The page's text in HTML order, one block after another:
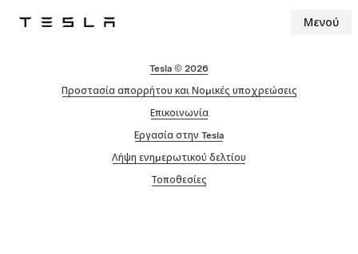
Tesla Μενού
Tesla © 2026
Προστασία απορρήτου και Νομικές υποχρεώσεις
Επικοινωνία
Εργασία στην Tesla
Λήψη ενημερωτικού δελτίου
Τοποθεσίες